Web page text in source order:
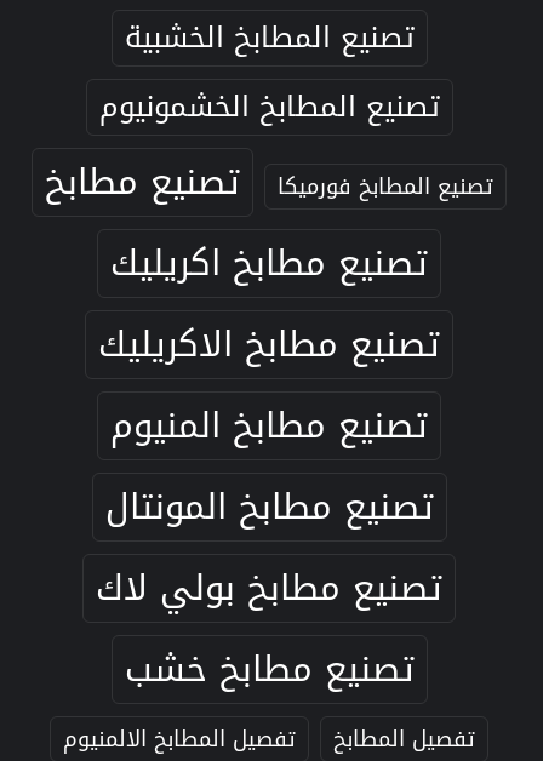
تصنيع المطابخ الخشبية
تصنيع المطابخ الخشمونيوم
تصنيع المطابخ فورميكا
تصنيع مطابخ
تصنيع مطابخ اكريليك
تصنيع مطابخ الاكريليك
تصنيع مطابخ المنيوم
تصنيع مطابخ المونتال
تصنيع مطابخ بولي لاك
تصنيع مطابخ خشب
تفصيل المطابخ
تفصيل المطابخ الالمنيوم